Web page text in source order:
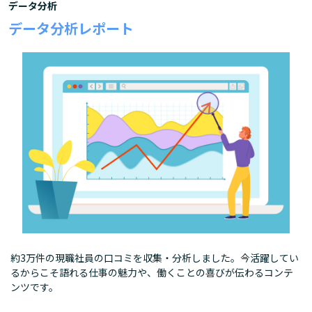
データ分析
データ分析レポート
約3万件の現職社員の口コミを収集・分析しました。今活躍してい
るからこそ語れる仕事の魅力や、働くことの喜びが伝わるコンテ
ンツです。